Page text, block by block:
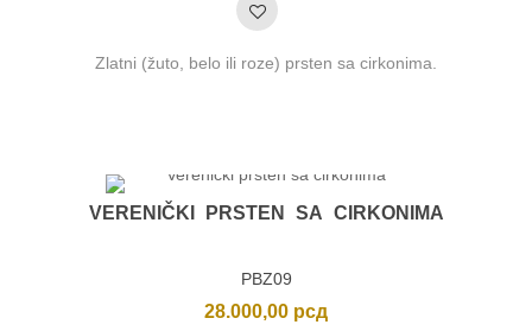
Zlatni (žuto, belo ili roze) prsten sa cirkonima.
VERENIČKI PRSTEN SA CIRKONIMA
PBZ09
28.000,00 рсд